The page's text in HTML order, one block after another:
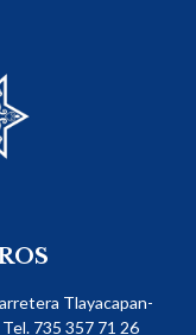
Tlayacapan-
735 357 71 26